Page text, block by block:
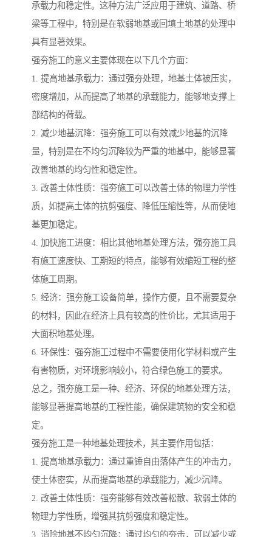
承载力和稳定性。这种方法广泛应用于建筑、道路、桥
梁等工程中，特别是在软弱地基或回填土地基的处理中
具有显著效果。
强夯施工的意义主要体现在以下几个方面：
1. 提高地基承载力：通过强夯处理，地基土体被压实，
密度增加，从而提高了地基的承载能力，能够地支撑上
部结构的荷载。
2. 减少地基沉降：强夯施工可以有效减少地基的沉降
量，特别是在不均匀沉降较为严重的地基中，能够显著
改善地基的均匀性和稳定性。
3. 改善土体性质：强夯施工可以改善土体的物理力学性
质，如提高土体的抗剪强度、降低压缩性等，从而使地
基更加稳定。
4. 加快施工进度：相比其他地基处理方法，强夯施工具
有施工速度快、工期短的特点，能够有效缩短工程的整
体施工周期。
5. 经济：强夯施工设备简单，操作方便，且不需要复杂
的材料，因此在经济上具有较高的性价比，尤其适用于
大面积地基处理。
6. 环保性：强夯施工过程中不需要使用化学材料或产生
有害物质，对环境影响较小，符合绿色施工的要求。
总之，强夯施工是一种、经济、环保的地基处理方法，
能够显著提高地基的工程性能，确保建筑物的安全和稳
定。
强夯施工是一种地基处理技术，其主要作用包括：
1. 提高地基承载力：通过重锤自由落体产生的冲击力，
使土体密实，从而提高地基的承载能力，减少沉降。
2. 改善土体性质：强夯能够有效改善松散、软弱土体的
物理力学性质，增强其抗剪强度和稳定性。
3. 消除地基不均匀沉降：通过均匀的夯击，可以减少或